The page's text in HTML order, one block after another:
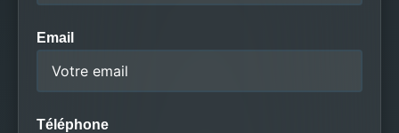
Email
Téléphone